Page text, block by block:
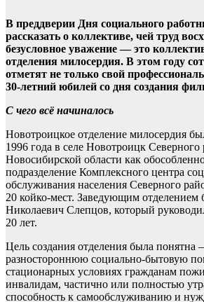
В преддверии Дня социального
рассказать о коллективе, чей труд
безусловное уважение — это
отделения милосердия. В этом году
отметят не только свой
30-летний юбилей со дня создания
С чего всё начиналось
Новотроицкое отделение милосердия
1996 года в селе Новотроицк Северного
Новосибирской области как
подразделение Комплексного центра
обслуживания населения Северного
20 койко-мест. Заведующим отделением
Николаевич Слепцов, который
20 лет.
Цель создания отделения была понятна
разностороннюю социально-бытовую
стационарных условиях гражданам
инвалидам, частично или полностью
способность к самообслуживанию и